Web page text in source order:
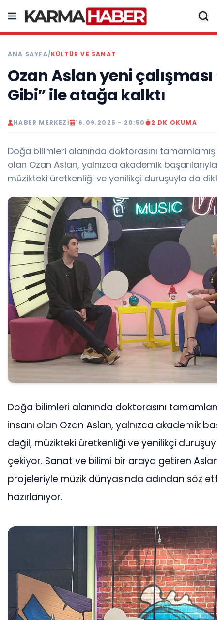
ANA SAYFA/KÜLTÜR VE SANAT
Ozan Aslan yeni çalışması
Gibi” ile atağa kalktı
HABER MERKEZI 16.09.2025 - 20:50 2 DK OKUMA
Doğa bilimleri alanında doktorasını
olan Ozan Aslan, yalnızca akademik
müzikteki üretkenliği ve yenilikçi duruşuyla da
Doğa bilimleri alanında doktorasını
insanı olan Ozan Aslan, yalnızca akademik
değil, müzikteki üretkenliği ve yenilikçi
çekiyor. Sanat ve bilimi bir araya getiren
projeleriyle müzik dünyasında adından söz
hazırlanıyor.